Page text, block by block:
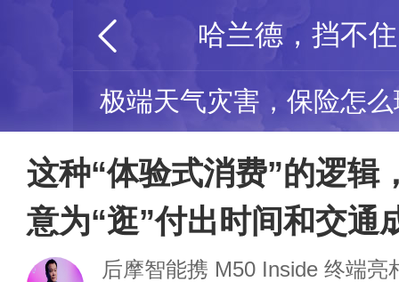
极端天气灾害，保险怎
这种“体验式消费”的逻辑
意为“逛”付出时间和交通
后摩智能携 M50 Inside 终端